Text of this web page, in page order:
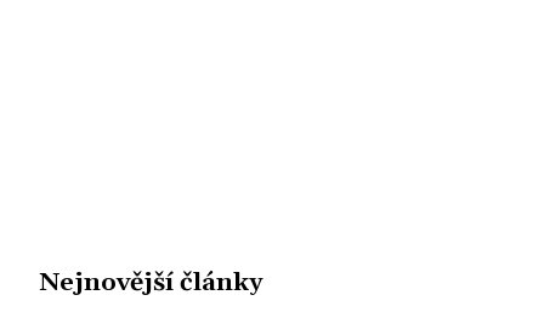
Nejnovější články